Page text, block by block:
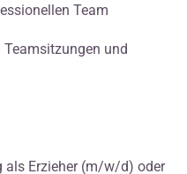
Team
und
als Erzieher (m/w/d) oder